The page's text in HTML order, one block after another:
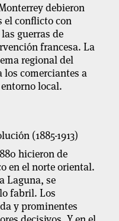
debieron
el conflicto con
guerras de
francesa. La
regional del
comerciantes a
local.
(1885-1913)
hicieron de
en el norte oriental.
Laguna, se
fabril. Los
y prominentes